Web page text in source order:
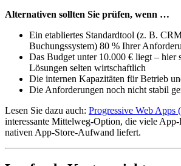
Alternativen sollten Sie prüfen, wenn …
Ein etabliertes Standardtool (z. B.
Buchungssystem) 80 % Ihrer
Das Budget unter 10.000 € liegt – hier
Lösungen selten wirtschaftlich
Die internen Kapazitäten für Betrieb
Die Anforderungen noch nicht stabil
Lesen Sie dazu auch: Progressive Web Apps
interessante Mittelweg-Option, die viele
nativen App-Store-Aufwand liefert.